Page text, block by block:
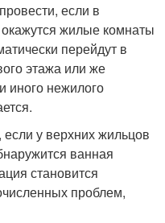
если в
окажутся жилые комнаты
перейдут в
этажа или же
иного нежилого
если у верхних жильцов
ванная
становится
проблем,